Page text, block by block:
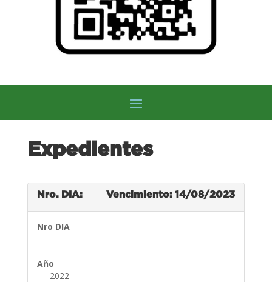
Expedientes
Nro. DIA: Vencimiento: 14/08/2023
Nro DIA
Año
2022